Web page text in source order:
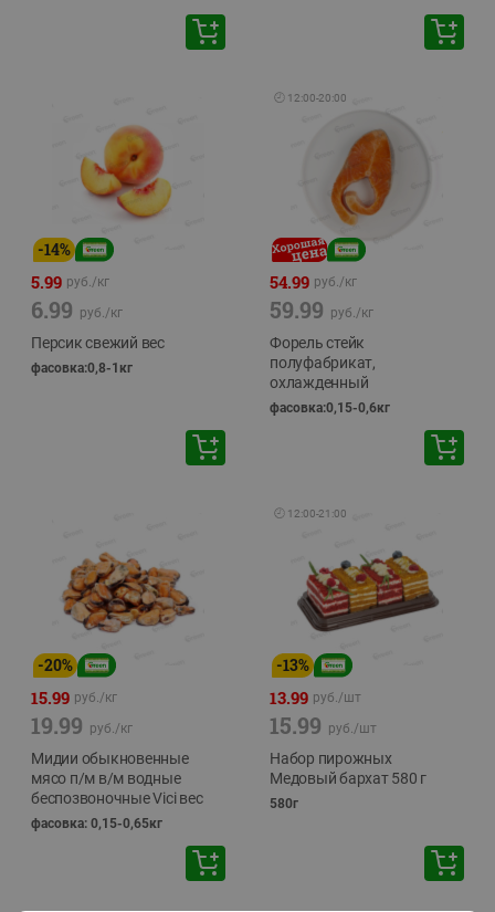
-14%
5.99 руб./кг
6.99 руб./кг
Персик свежий вес
фасовка:0,8-1кг
🕘 12:00-20:00
54.99 руб./кг
59.99 руб./кг
Форель стейк
полуфабрикат,
охлажденный
фасовка:0,15-0,6кг
-20%
15.99 руб./кг
19.99 руб./кг
Мидии обыкновенные
мясо п/м в/м водные
беспозвоночные Vici вес
фасовка: 0,15-0,65кг
🕘 12:00-21:00
-13%
13.99 руб./шт
15.99 руб./шт
Набор пирожных
Медовый бархат 580 г
580г